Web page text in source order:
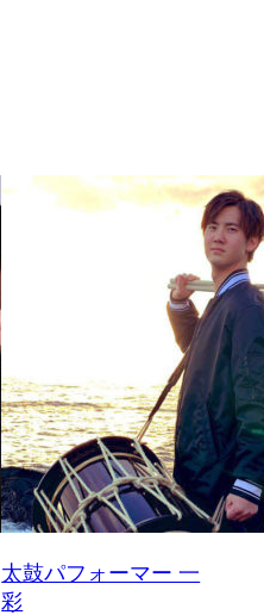
太鼓パフォーマー 一
彩